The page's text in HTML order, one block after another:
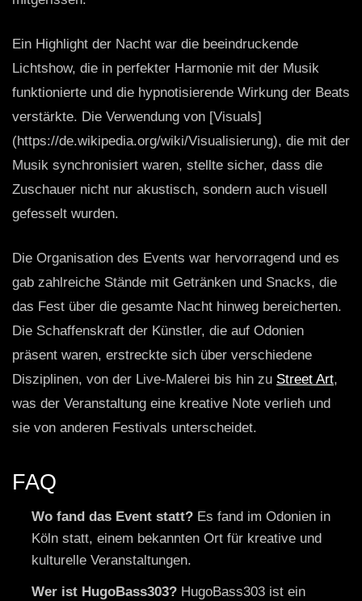
Ein Highlight der Nacht war die beeindruckende
Lichtshow, die in perfekter Harmonie mit der Musik
funktionierte und die hypnotisierende Wirkung der Beats
verstärkte. Die Verwendung von [Visuals]
(https://de.wikipedia.org/wiki/Visualisierung), die mit der
Musik synchronisiert waren, stellte sicher, dass die
Zuschauer nicht nur akustisch, sondern auch visuell
gefesselt wurden.
Die Organisation des Events war hervorragend und es
gab zahlreiche Stände mit Getränken und Snacks, die
das Fest über die gesamte Nacht hinweg bereicherten.
Die Schaffenskraft der Künstler, die auf Odonien
präsent waren, erstreckte sich über verschiedene
Disziplinen, von der Live-Malerei bis hin zu Street Art,
was der Veranstaltung eine kreative Note verlieh und
sie von anderen Festivals unterscheidet.
FAQ
Wo fand das Event statt? Es fand im Odonien in
Köln statt, einem bekannten Ort für kreative und
kulturelle Veranstaltungen.
Wer ist HugoBass303? HugoBass303 ist ein